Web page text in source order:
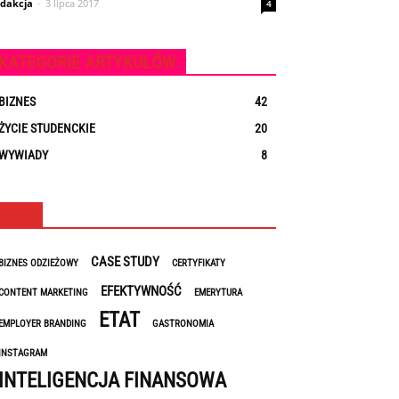
- 3 lipca 2017 4
ARTYKUŁÓW
42
STUDENCKIE
20
8
ODZIEŻOWY CASE STUDY CERTYFIKATY
MARKETING EFEKTYWNOŚĆ EMERYTURA
BRANDING ETAT GASTRONOMIA
FINANSOWA